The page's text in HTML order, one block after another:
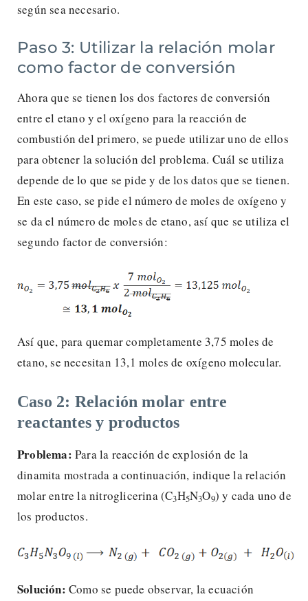
según sea necesario.
Paso 3: Utilizar la relación molar
como factor de conversión
Ahora que se tienen los dos factores de conversión
entre el etano y el oxígeno para la reacción de
combustión del primero, se puede utilizar uno de ellos
para obtener la solución del problema. Cuál se utiliza
depende de lo que se pide y de los datos que se tienen.
En este caso, se pide el número de moles de oxígeno y
se da el número de moles de etano, así que se utiliza el
segundo factor de conversión:
Así que, para quemar completamente 3,75 moles de
etano, se necesitan 13,1 moles de oxígeno molecular.
Caso 2: Relación molar entre
reactantes y productos
Problema: Para la reacción de explosión de la
dinamita mostrada a continuación, indique la relación
molar entre la nitroglicerina (C3H5N3O9) y cada uno de
los productos.
Solución: Como se puede observar, la ecuación